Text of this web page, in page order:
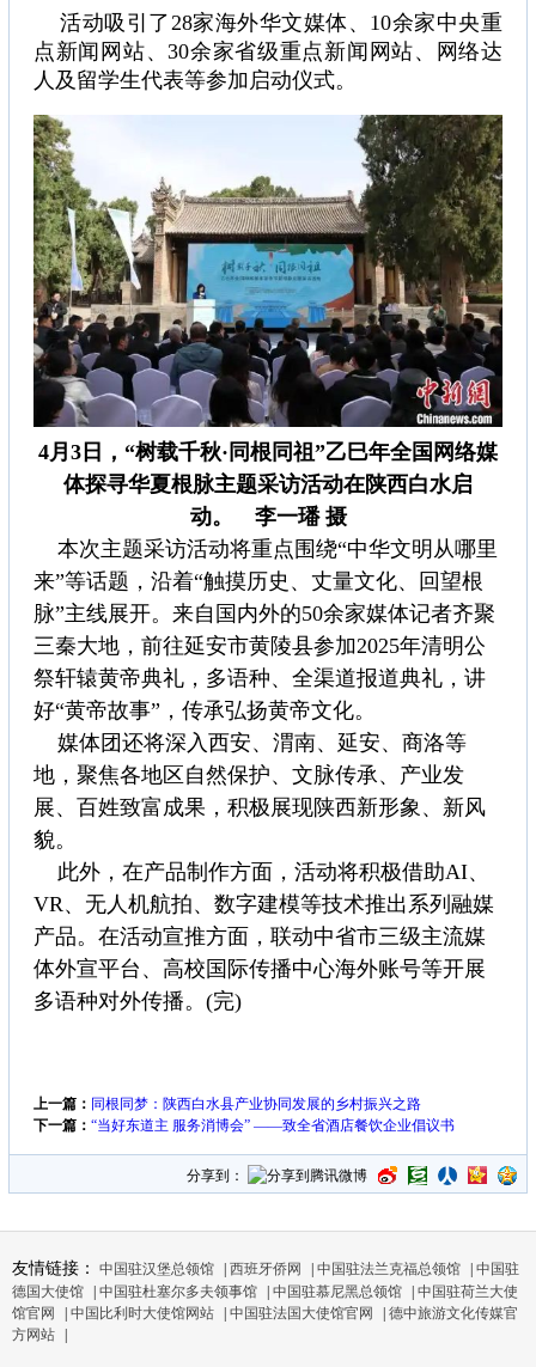
活动吸引了28家海外华文媒体、10余家中央重
点新闻网站、30余家省级重点新闻网站、网络达
人及留学生代表等参加启动仪式。
4月3日，“树载千秋·同根同祖”乙巳年全国网络媒
体探寻华夏根脉主题采访活动在陕西白水启
动。 李一璠 摄
本次主题采访活动将重点围绕“中华文明从哪里
来”等话题，沿着“触摸历史、丈量文化、回望根
脉”主线展开。来自国内外的50余家媒体记者齐聚
三秦大地，前往延安市黄陵县参加2025年清明公
祭轩辕黄帝典礼，多语种、全渠道报道典礼，讲
好“黄帝故事”，传承弘扬黄帝文化。
媒体团还将深入西安、渭南、延安、商洛等
地，聚焦各地区自然保护、文脉传承、产业发
展、百姓致富成果，积极展现陕西新形象、新风
貌。
此外，在产品制作方面，活动将积极借助AI、
VR、无人机航拍、数字建模等技术推出系列融媒
产品。在活动宣推方面，联动中省市三级主流媒
体外宣平台、高校国际传播中心海外账号等开展
多语种对外传播。(完)
上一篇： 同根同梦：陕西白水县产业协同发展的乡村振兴之路
下一篇： “当好东道主 服务消博会” ——致全省酒店餐饮企业倡议书
分享到：
友情链接： 中国驻汉堡总领馆 西班牙侨网 中国驻法兰克福总领馆
中国驻
德国大使馆
中国驻杜塞尔多夫领事馆 中国驻慕尼黑总领馆
中国驻荷兰大使
馆官网
中国比利时大使馆网站 中国驻法国大使馆官网
德中旅游文化传媒官
方网站